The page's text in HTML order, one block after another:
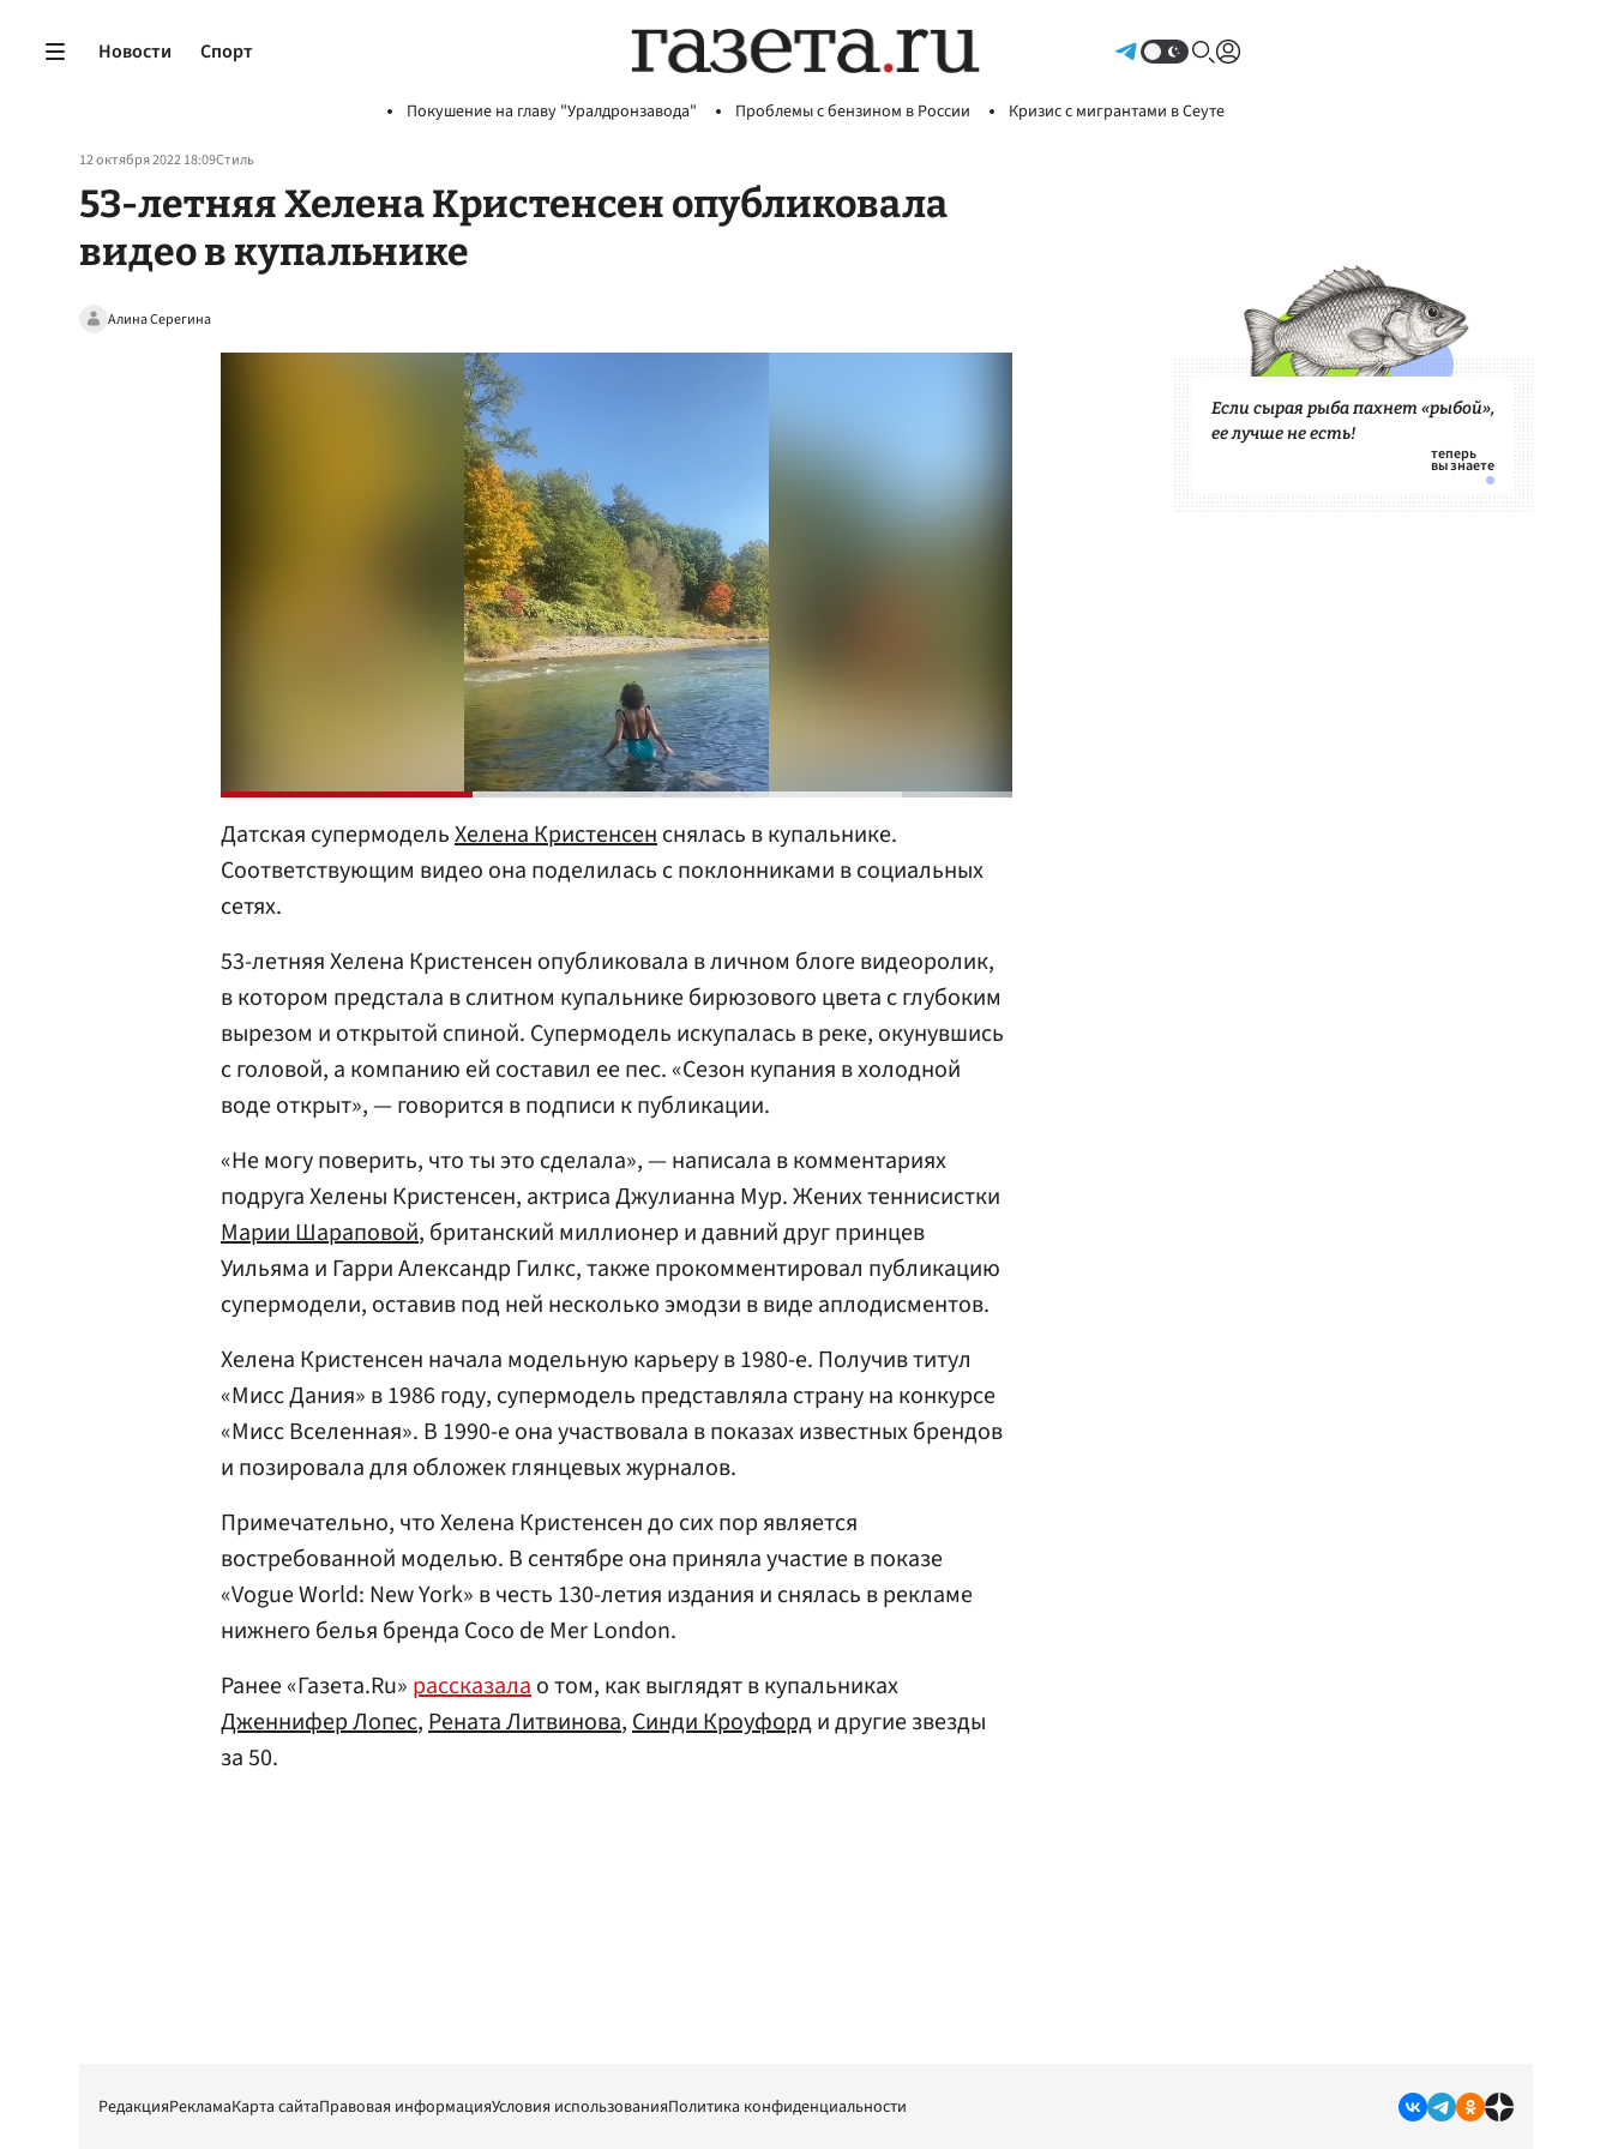
Новости Спорт
Покушение на главу "Уралдронзавода" Проблемы с бензином в России Кризис с мигрантами в Сеуте
12 октября 2022 18:09Стиль
53-летняя Хелена Кристенсен опубликовала
видео в купальнике
Алина Серегина
Датская супермодельХелена Кристенсенснялась в купальнике.
Соответствующим видео она поделилась с поклонниками в социальных
сетях.
53-летняя Хелена Кристенсен опубликовала в личном блоге видеоролик,
в котором предстала в слитном купальнике бирюзового цвета с глубоким
вырезом и открытой спиной. Супермодель искупалась в реке, окунувшись
с головой, а компанию ей составил ее пес. «Сезон купания в холодной
воде открыт», — говорится в подписи к публикации.
«Не могу поверить, что ты это сделала», — написала в комментариях
подруга Хелены Кристенсен, актриса Джулианна Мур. Жених теннисистки
Марии Шараповой, британский миллионер и давний друг принцев
Уильяма и Гарри Александр Гилкс, также прокомментировал публикацию
супермодели, оставив под ней несколько эмодзи в виде аплодисментов.
Хелена Кристенсен начала модельную карьеру в 1980-е. Получив титул
«Мисс Дания» в 1986 году, супермодель представляла страну на конкурсе
«Мисс Вселенная». В 1990-е она участвовала в показах известных брендов
и позировала для обложек глянцевых журналов.
Примечательно, что Хелена Кристенсен до сих пор является
востребованной моделью. В сентябре она приняла участие в показе
«Vogue World: New York» в честь 130-летия издания и снялась в рекламе
нижнего белья бренда Coco de Mer London.
Ранее «Газета.Ru» рассказалао том, как выглядят в купальниках
Дженнифер Лопес,Рената Литвинова,Синди Кроуфорди другие звезды
за 50.
Если сырая рыба пахнет «рыбой»,
ее лучше не есть!
РедакцияРекламаКарта сайтаПравовая информацияУсловия использованияПолитика конфиденциальности